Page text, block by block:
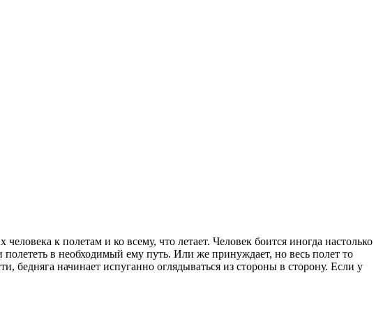
к полетам и ко всему, что летает. Человек боится иногда настолько
в необходимый ему путь. Или же принуждает, но весь полет то
бедняга начинает испуганно оглядываться из стороны в сторону. Если у